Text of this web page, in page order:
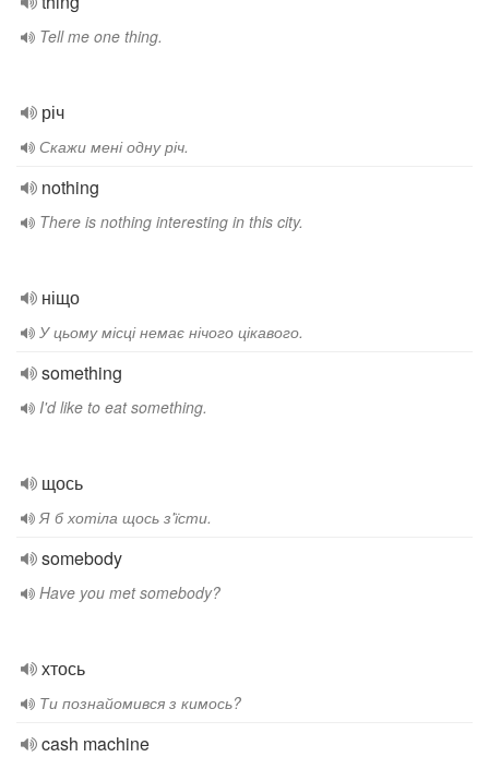
Tell me one thing.
річ
Скажи мені одну річ.
nothing
There is nothing interesting in this city.
ніщо
У цьому місці немає нічого цікавого.
something
I'd like to eat something.
щось
Я б хотіла щось з'їсти.
somebody
Have you met somebody?
хтось
Ти познайомився з кимось?
cash machine